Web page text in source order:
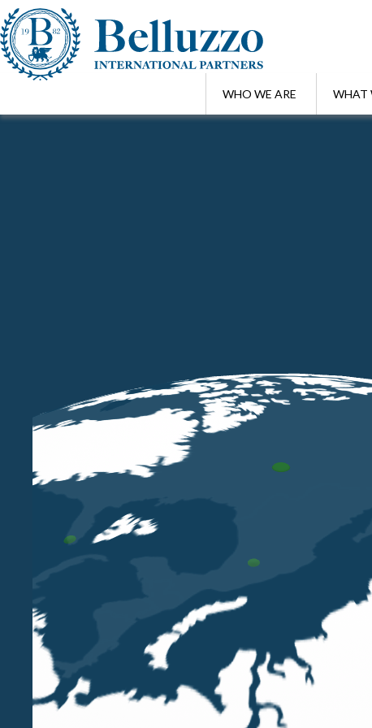
WHO WE ARE WHAT
I contribuenti non residenti, che producono in
residenza, potranno beneficiare delle deduzioni
soggetti residenti.
Questo è quanto prevede il comma 3-bis